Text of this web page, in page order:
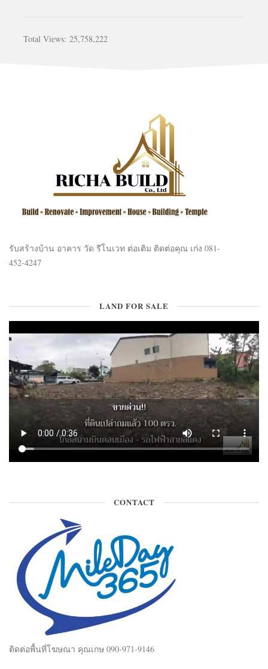
Total Views: 25,758,222
รับสร้างบ้าน อาคาร วัด รีโนเวท ต่อเติม ติดต่อคุณ เก่ง 081-
452-4247
LAND FOR SALE
CONTACT
ติดต่อพื้นที่โฆษณา คุณเกษ 090-971-9146